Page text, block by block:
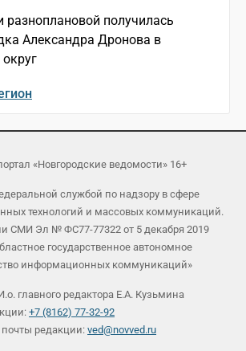
получилась
Александра Дронова в
«Новгородские ведомости» 16+
службой по надзору в сфере
технологий и массовых коммуникаций.
СМИ Эл № ФС77-77322 от 5 декабря 2019
государственное автономное
информационных коммуникаций»
главного редактора Е.А. Кузьмина
+7 (8162) 77-32-92
редакции: ved@novved.ru